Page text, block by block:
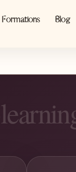
Formations Blog